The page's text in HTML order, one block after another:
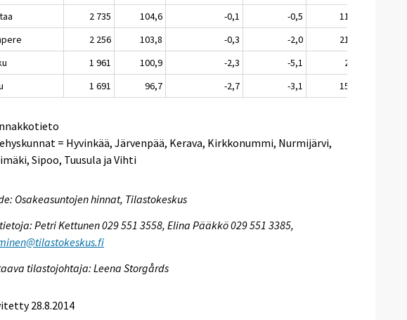
2 735 104,6 -0,1 -0,5
119
2 256 103,8 -0,3 -2,0
212
1 961 100,9 -2,3 -5,1
27
1 691 96,7 -2,7 -3,1 159
= Hyvinkää, Järvenpää, Kerava, Kirkkonummi, Nurmijärvi,
Sipoo, Tuusula ja Vihti
Osakeasuntojen hinnat, Tilastokeskus
Petri Kettunen 029 551 3558, Elina Pääkkö 029 551 3385,
tilastojohtaja: Leena Storgårds
28.8.2014